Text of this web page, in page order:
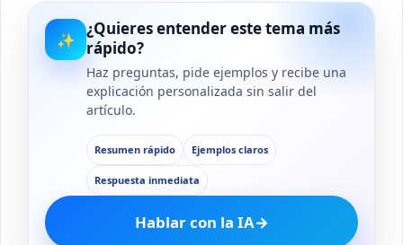
✨
¿Quieres entender este tema más
rápido?
Haz preguntas, pide ejemplos y recibe una
explicación personalizada sin salir del
artículo.
Resumen rápido Ejemplos claros
Respuesta inmediata
Hablar con la IA→